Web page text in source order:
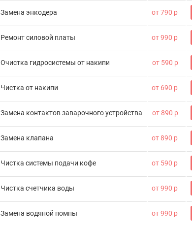
Замена энкодера от 790 р
Ремонт силовой платы от 990 р
Очистка гидросистемы от накипи от 590 р
Чистка от накипи от 690 р
Замена контактов заварочного устройства от 890 р
Замена клапана от 890 р
Чистка системы подачи кофе от 590 р
Чистка счетчика воды от 990 р
Замена водяной помпы от 990 р